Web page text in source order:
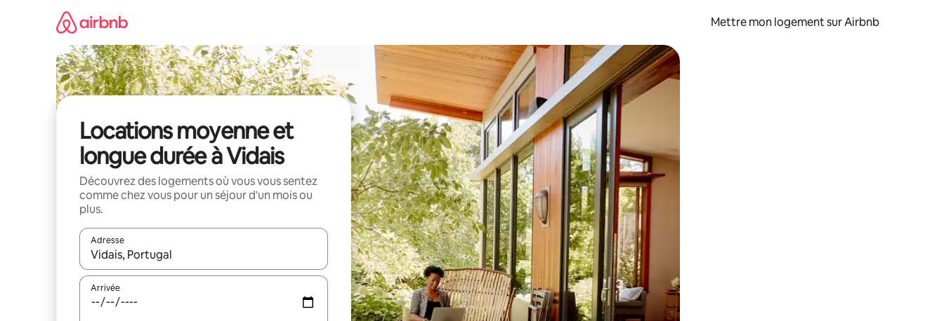
Mettre mon logement sur Airbnb
Locations moyenne et
longue durée à Vidais
Découvrez des logements où vous vous sentez
comme chez vous pour un séjour d'un mois ou
plus.
Adresse
Lorsque les résultats s'affichent, utilisez les flèches vers le haut et vers le bas pour les parcourir ou en appuyant et en faisant glisser.
Arrivée